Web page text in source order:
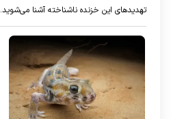
تهدید‌های این خزنده ناشناخته آشنا می‌شوید.